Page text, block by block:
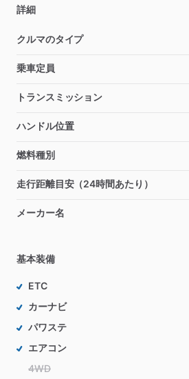
詳細
クルマのタイプ
乗車定員
トランスミッション
ハンドル位置
燃料種別
走行距離目安（24時間あたり）
メーカー名
基本装備
ETC
カーナビ
パワステ
エアコン
4WD